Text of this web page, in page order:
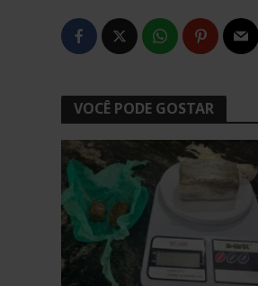
VOCÊ PODE GOSTAR